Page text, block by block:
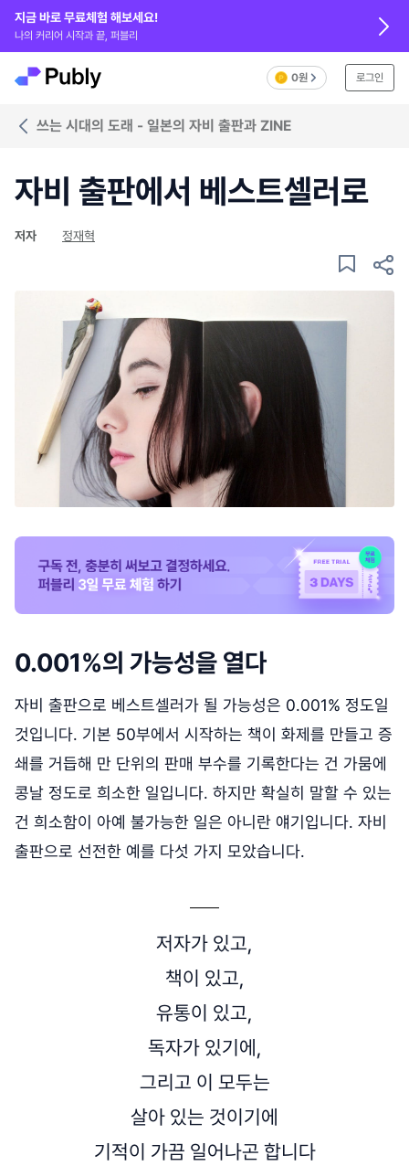
지금 바로 무료체험 해보세요!
나의 커리어 시작과 끝, 퍼블리
0원 로그인
쓰는 시대의 도래 - 일본의 자비 출판과 ZINE
자비 출판에서 베스트셀러로
저자 정재혁
0.001%의 가능성을 열다
자비 출판으로 베스트셀러가 될 가능성은 0.001% 정도일
것입니다. 기본 50부에서 시작하는 책이 화제를 만들고 증
쇄를 거듭해 만 단위의 판매 부수를 기록한다는 건 가뭄에
콩날 정도로 희소한 일입니다. 하지만 확실히 말할 수 있는
건 희소함이 아예 불가능한 일은 아니란 얘기입니다. 자비
출판으로 선전한 예를 다섯 가지 모았습니다.
저자가 있고,
책이 있고,
유통이 있고,
독자가 있기에,
그리고 이 모두는
살아 있는 것이기에
기적이 가끔 일어나곤 합니다